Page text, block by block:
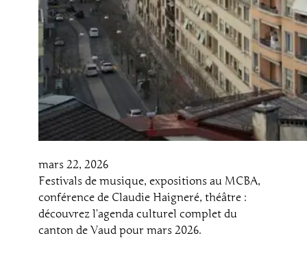
mars 22, 2026
Festivals de musique, expositions au MCBA,
conférence de Claudie Haigneré, théâtre :
découvrez l’agenda culturel complet du
canton de Vaud pour mars 2026.